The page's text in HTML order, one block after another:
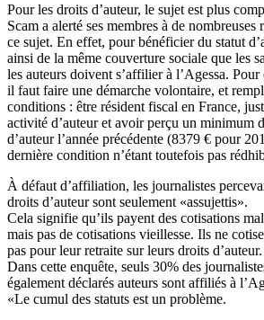
Pour les droits d’auteur, le sujet est plus
Scam a alerté ses membres à de nombreuses
ce sujet. En effet, pour bénéficier du statut
ainsi de la même couverture sociale que les
les auteurs doivent s’affilier à l’Agessa.
il faut faire une démarche volontaire, et
conditions : être résident fiscal en France,
activité d’auteur et avoir perçu un minimum
d’auteur l’année précédente (8379 € pour
dernière condition n’étant toutefois pas
À défaut d’affiliation, les journalistes
droits d’auteur sont seulement «assujettis».
Cela signifie qu’ils payent des cotisations
mais pas de cotisations vieillesse. Ils ne
pas pour leur retraite sur leurs droits d’auteur.
Dans cette enquête, seuls 30% des
également déclarés auteurs sont affiliés à
«Le cumul des statuts est un problème.